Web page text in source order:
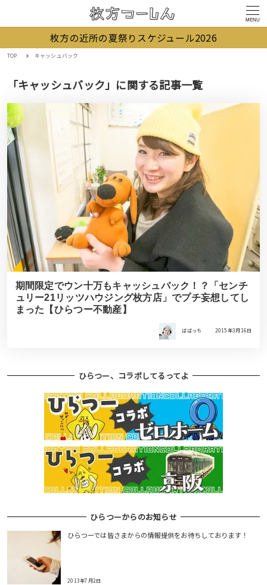
MENU
枚方の近所の夏祭りスケジュール2026
TOP キャッシュバック
「キャッシュバック」に関する記事一覧
期間限定でウン十万もキャッシュバック！？「センチ
ュリー21リッツハウジング枚方店」でプチ妄想してし
まった【ひらつー不動産】
ばばっち 2015年3月16日
ひらつー、コラボしてるってよ
ひらつーからのお知らせ
ひらつーでは皆さまからの情報提供をお待ちしております！
2013年7月2日